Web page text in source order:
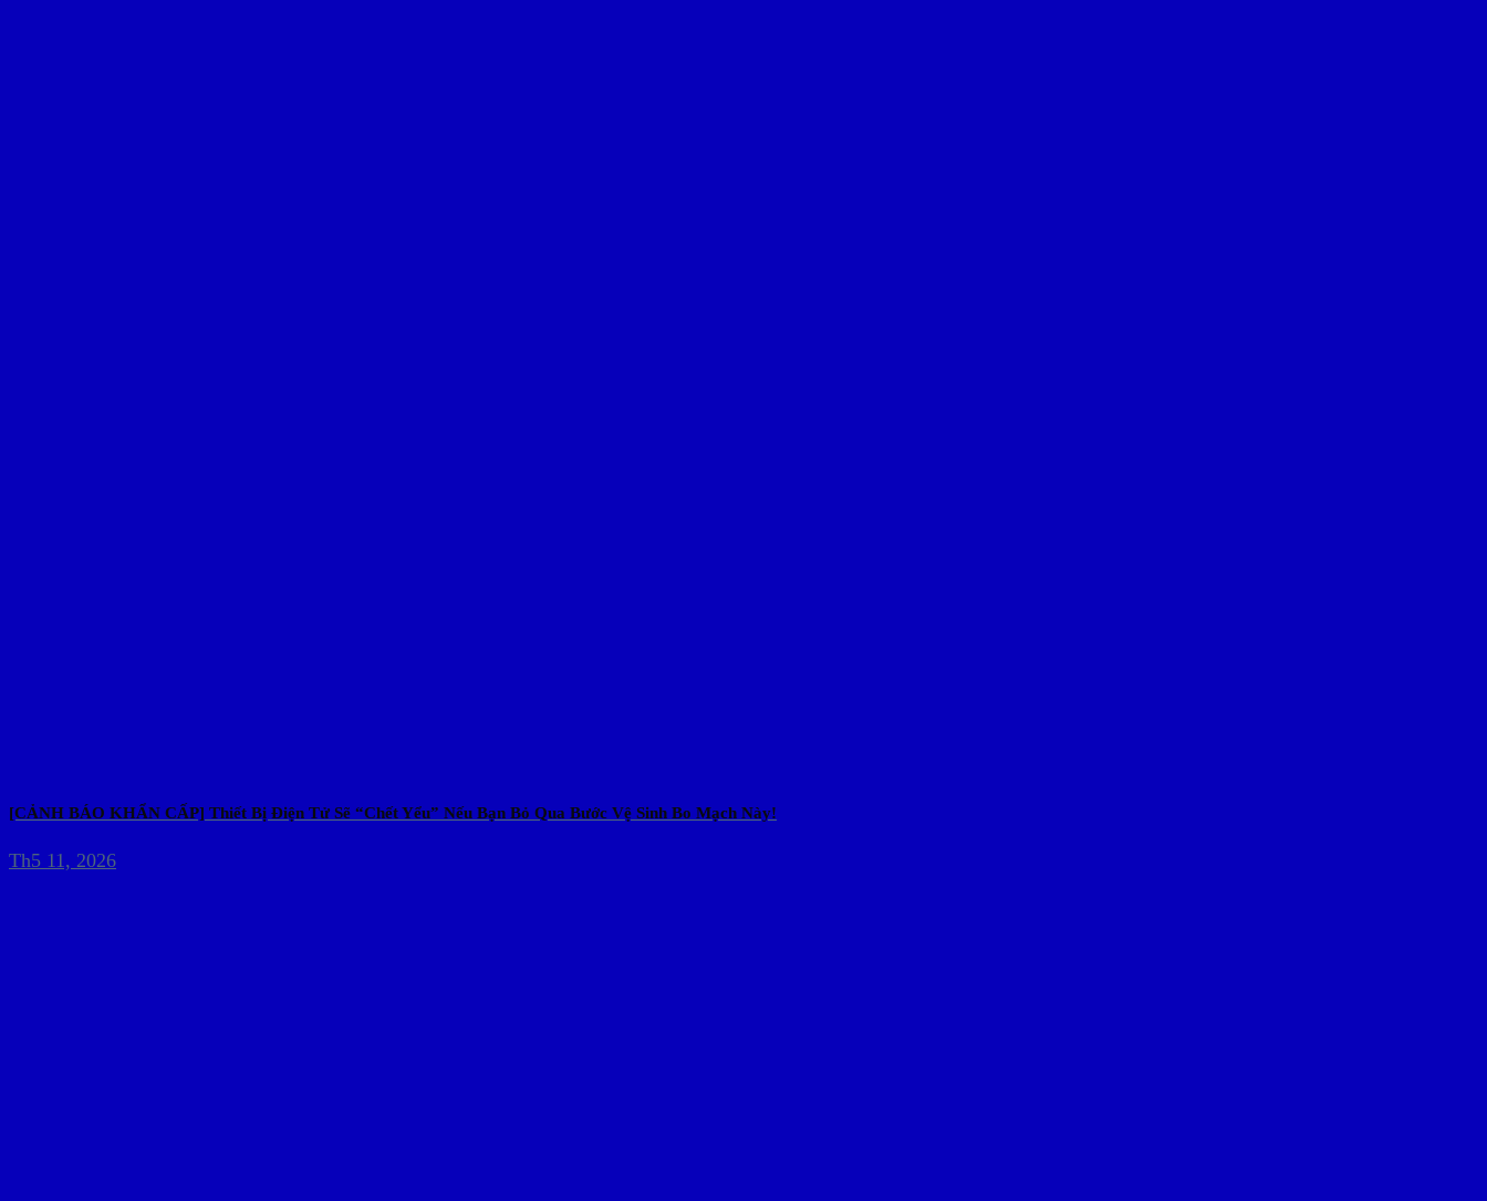
[CẢNH BÁO KHẨN CẤP] Thiết Bị Điện Tử Sẽ “Chết Yểu” Nếu Bạn Bỏ Qua Bước Vệ Sinh Bo Mạch Này!
Th5 11, 2026